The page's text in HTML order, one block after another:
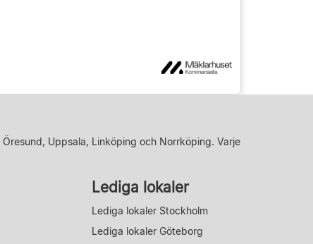
Uppsala, Linköping och Norrköping. Varje
Lediga lokaler
Lediga lokaler Stockholm
Lediga lokaler Göteborg